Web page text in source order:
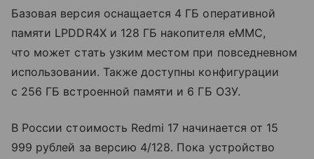
Базовая версия оснащается 4 ГБ оперативной
памяти LPDDR4X и 128 ГБ накопителя eMMC,
что может стать узким местом при повседневном
использовании. Также доступны конфигурации
с 256 ГБ встроенной памяти и 6 ГБ ОЗУ.
В России стоимость Redmi 17 начинается от 15
999 рублей за версию 4/128. Пока устройство